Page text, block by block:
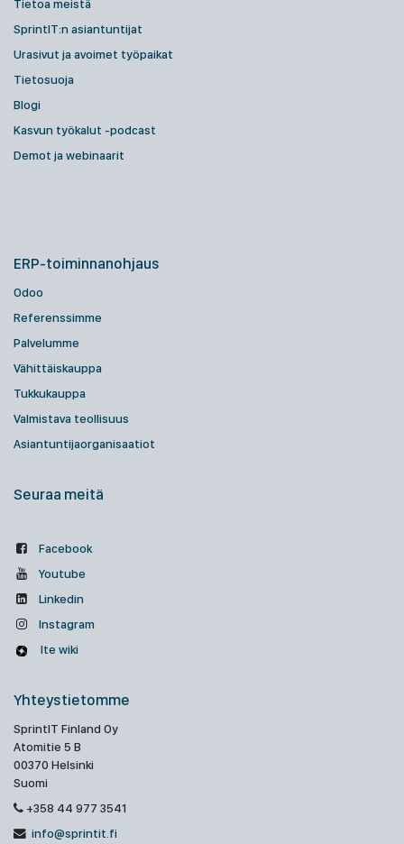
Tietoa meistä
SprintIT:n asiantuntijat
Urasivut ja avoimet työpaikat
Tietosuoja
Blogi
Kasvun työkalut -podcast
Demot ja webinaarit
ERP-toiminnanohjaus
Odoo
Referenssimme
Palvelumme
Vähittäiskauppa
Tukkukauppa
Valmistava teollisuus
Asiantuntijaorganisaatiot
Seuraa meitä
Facebook
Youtube
Linkedin
Instagram
Ite wiki
Yhteystietomme
SprintIT Finland Oy
Atomitie 5 B
00370 Helsinki
Suomi
+358 44 977 3541
info@sprintit.fi